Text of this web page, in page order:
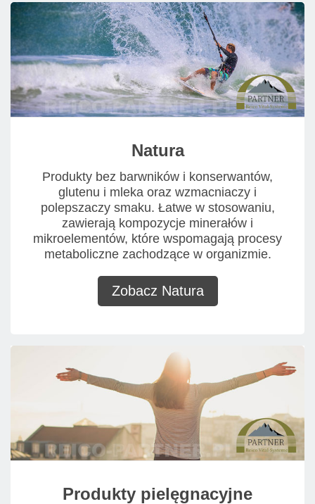
Natura
Produkty bez barwników i konserwantów,
glutenu i mleka oraz wzmacniaczy i
polepszaczy smaku. Łatwe w stosowaniu,
zawierają kompozycje minerałów i
mikroelementów, które wspomagają procesy
metaboliczne zachodzące w organizmie.
Zobacz Natura
Produkty pielęgnacyjne